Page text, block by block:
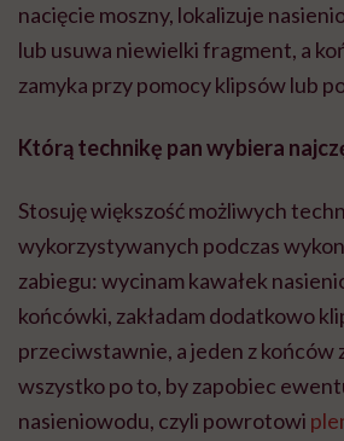
nacięcie moszny, lokalizuje
lub usuwa niewielki fragment, a
zamyka przy pomocy klipsów lub
Którą technikę pan wybiera
Stosuję większość możliwych
wykorzystywanych podczas
zabiegu: wycinam kawałek
końcówki, zakładam dodatkowo
przeciwstawnie, a jeden z końców
wszystko po to, by zapobiec
nasieniowodu, czyli powrotowi